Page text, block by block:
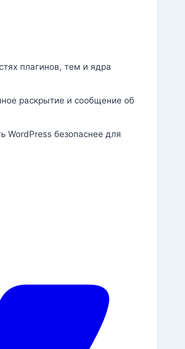
плагинов, тем и ядра
раскрытие и сообщение об
WordPress безопаснее для